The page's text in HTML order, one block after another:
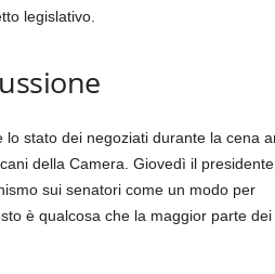
legislativo.
stato dei negoziati durante la cena
della Camera. Giovedì il
sui senatori come un modo per
è qualcosa che la maggior parte